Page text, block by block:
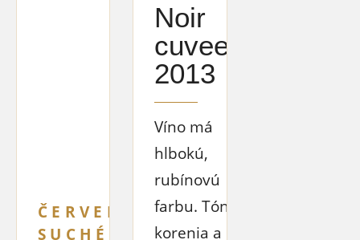
ČERVENÉ
SUCHÉ
Noir
cuvee
2013
Víno má
hlbokú,
rubínovú
farbu. Tóny
korenia a